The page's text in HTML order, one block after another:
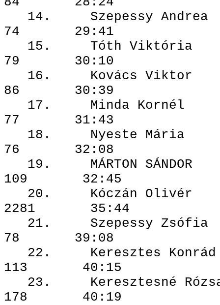
14.
74 29:41
15. Tóth
79 30:10
16.
86 30:39
17. Minda
77 31:43
18.
76 32:08
19. MÁRTON
109 32:45
20. Kóczán
2281 35:44
21.
78 39:08
22.
113 40:15
23. Keresztesné
178 40:19